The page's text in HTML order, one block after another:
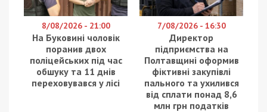
8/08/2026 - 21:00
На Буковині чоловік
поранив двох
поліцейських під час
обшуку та 11 днів
переховувався у лісі
7/08/2026 - 16:30
Директор
підприємства на
Полтавщині оформив
фіктивні закупівлі
пального та ухилився
від сплати понад 8,6
млн грн податків